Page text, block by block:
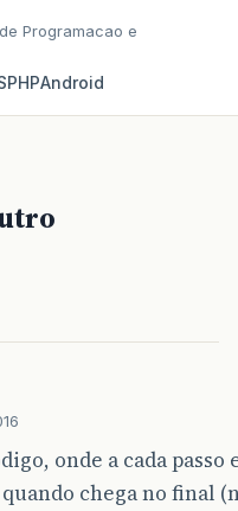
Programacao e
PHPAndroid
onde a cada
chega no final